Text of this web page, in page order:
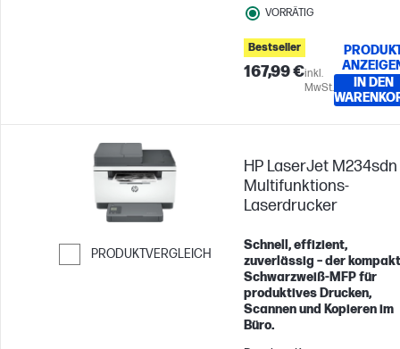
VORRÄTIG
Bestseller
167,99 €inkl.
MwSt.
IN DEN
PRODUKTVERGLEICH
Weiter zum Vergleichen
HP LaserJet M234sdn
Multifunktions-
Laserdrucker
Schnell, effizient,
zuverlässig – der
Schwarzweiß-MFP für
produktives Drucken,
Scannen und Kopieren im
Büro.